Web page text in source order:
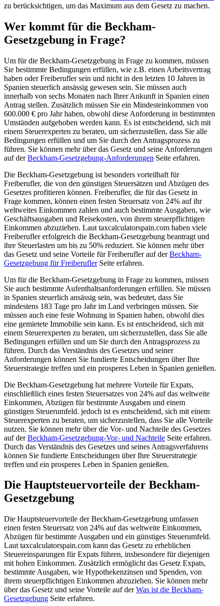
zu berücksichtigen, um das Maximum aus dem Gesetz zu machen.
Wer kommt für die Beckham-
Gesetzgebung in Frage?
Um für die Beckham-Gesetzgebung in Frage zu kommen, müssen
Sie bestimmte Bedingungen erfüllen, wie z.B. einen Arbeitsvertrag
haben oder Freiberufler sein und nicht in den letzten 10 Jahren in
Spanien steuerlich ansässig gewesen sein. Sie müssen auch
innerhalb von sechs Monaten nach Ihrer Ankunft in Spanien einen
Antrag stellen. Zusätzlich müssen Sie ein Mindesteinkommen von
600.000 € pro Jahr haben, obwohl diese Anforderung in bestimmten
Umständen aufgehoben werden kann. Es ist entscheidend, sich mit
einem Steuerexperten zu beraten, um sicherzustellen, dass Sie alle
Bedingungen erfüllen und um Sie durch den Antragsprozess zu
führen. Sie können mehr über das Gesetz und seine Anforderungen
auf derBeckham-Gesetzgebung-Anforderungen Seite erfahren.
Die Beckham-Gesetzgebung ist besonders vorteilhaft für
Freiberufler, die von den günstigen Steuersätzen und Abzügen des
Gesetzes profitieren können. Freiberufler, die für das Gesetz in
Frage kommen, können einen festen Steuersatz von 24% auf ihr
weltweites Einkommen zahlen und auch bestimmte Ausgaben, wie
Geschäftsausgaben und Reisekosten, von ihrem steuerpflichtigen
Einkommen abzuziehen. Laut taxcalculatorspain.com haben viele
Freiberufler erfolgreich die Beckham-Gesetzgebung beantragt und
ihre Steuerlasten um bis zu 50% reduziert. Sie können mehr über
das Gesetz und seine Vorteile für Freiberufler auf derBeckham-
Gesetzgebung für FreiberuflerSeite erfahren.
Um für die Beckham-Gesetzgebung in Frage zu kommen, müssen
Sie auch bestimmte Aufenthaltsanforderungen erfüllen. Sie müssen
in Spanien steuerlich ansässig sein, was bedeutet, dass Sie
mindestens 183 Tage pro Jahr im Land verbringen müssen. Sie
müssen auch eine feste Wohnung in Spanien haben, obwohl dies
eine gemietete Immobilie sein kann. Es ist entscheidend, sich mit
einem Steuerexperten zu beraten, um sicherzustellen, dass Sie alle
Bedingungen erfüllen und um Sie durch den Antragsprozess zu
führen. Durch das Verständnis des Gesetzes und seiner
Anforderungen können Sie fundierte Entscheidungen über Ihre
Steuerstrategie treffen und ein prosperes Leben in Spanien genießen.
Die Beckham-Gesetzgebung hat mehrere Vorteile für Expats,
einschließlich eines festen Steuersatzes von 24% auf das weltweite
Einkommen, Abzügen für bestimmte Ausgaben und einem
günstigen Steuerumfeld. jedoch ist es entscheidend, sich mit einem
Steuerexperten zu beraten, um sicherzustellen, dass Sie alle Vorteile
nutzen. Sie können mehr über die Vor- und Nachteile des Gesetzes
auf derBeckham-Gesetzgebung-Vor- und Nachteile Seite erfahren.
Durch das Verständnis des Gesetzes und seines Antragsverfahrens
können Sie fundierte Entscheidungen über Ihre Steuerstrategie
treffen und ein prosperes Leben in Spanien genießen.
Die Hauptsteuervorteile der Beckham-
Gesetzgebung
Die Hauptsteuervorteile der Beckham-Gesetzgebung umfassen
einen festen Steuersatz von 24% auf das weltweite Einkommen,
Abzügen für bestimmte Ausgaben und ein günstiges Steuerumfeld.
Laut taxcalculatorspain.com kann das Gesetz zu erheblichen
Steuereinsparungen für Expats führen, insbesondere für diejenigen
mit hohen Einkommen. Zusätzlich ermöglicht das Gesetz Expats,
bestimmte Ausgaben, wie Hypothekenzinsen und Spenden, von
ihrem steuerpflichtigen Einkommen abzuziehen. Sie können mehr
über das Gesetz und seine Vorteile auf derWas ist die Beckham-
Gesetzgebung Seite erfahren.